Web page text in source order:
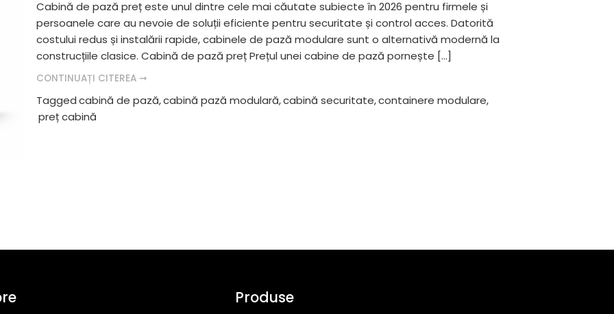
Cabină de pază preț este unul dintre cele mai căutate subiecte în 2026 pentru firmele și
persoanele care au nevoie de soluții eficiente pentru securitate și control acces. Datorită
costului redus și instalării rapide, cabinele de pază modulare sunt o alternativă modernă la
construcțiile clasice. Cabină de pază preț Prețul unei cabine de pază pornește […]
CONTINUAȚI CITEREA ➞
Tagged cabină de pază,cabină pază modulară,cabină securitate,containere modulare,
preț cabină
Produse